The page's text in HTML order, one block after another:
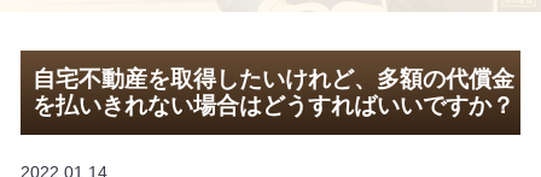
自宅不動産を取得したいけれど、多額の代償金
を払いきれない場合はどうすればいいですか？
2022.01.14